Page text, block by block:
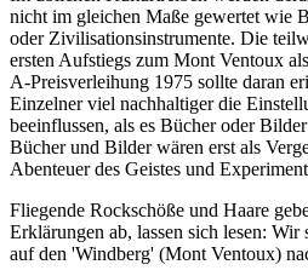
nicht im gleichen Maße gewertet wie
oder Zivilisationsinstrumente. Die
ersten Aufstiegs zum Mont Ventoux
A-Preisverleihung 1975 sollte daran
Einzelner viel nachhaltiger die
beeinflussen, als es Bücher oder
Bücher und Bilder wären erst als
Abenteuer des Geistes und
Fliegende Rockschöße und Haare
Erklärungen ab, lassen sich lesen:
auf den 'Windberg' (Mont Ventoux)